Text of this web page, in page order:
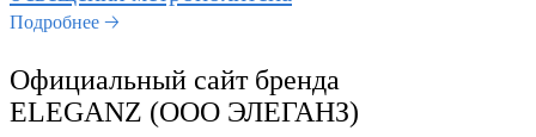
Подробнее 🡢
Официальный сайт бренда
ELEGANZ (ООО ЭЛЕГАНЗ)